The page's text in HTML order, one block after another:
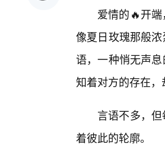
爱情的🔥开
像夏日玫瑰那般
语，一种悄无声
知着对方的存在
言语不多，
着彼此的轮廓。